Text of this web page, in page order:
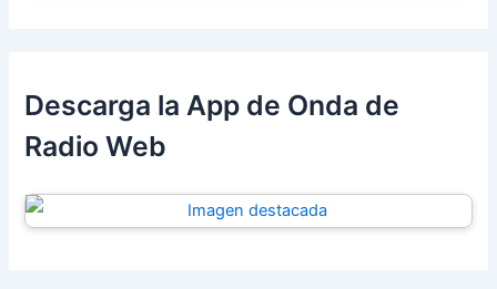
Descarga la App de Onda de
Radio Web